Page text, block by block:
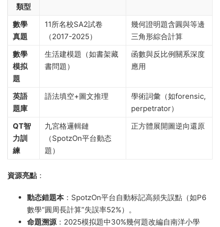
類型
數學
真題
11所名校SA2試卷
（2017-2025）
幾何證明題含圓與等邊
三角形綜合計算
數學
模拟
題
生活建模題（如書架藏
書問題）
函數與反比例關系深度
應用
英語
題庫
語法填空+圖文推理
學術詞彙（如forensic,
perpetrator）
QT智
力訓
練
九宮格邏輯鏈
（SpotzOn平台動态
題）
正方體展開圖逆向還原
資源亮點 ​：
動态錯題本​：SpotzOn平台自動标記高頻失誤點（如P6
數學“圓周長計算”失誤率52%）。
命題溯源​：2025模拟題中30%幾何題改編自南洋小學